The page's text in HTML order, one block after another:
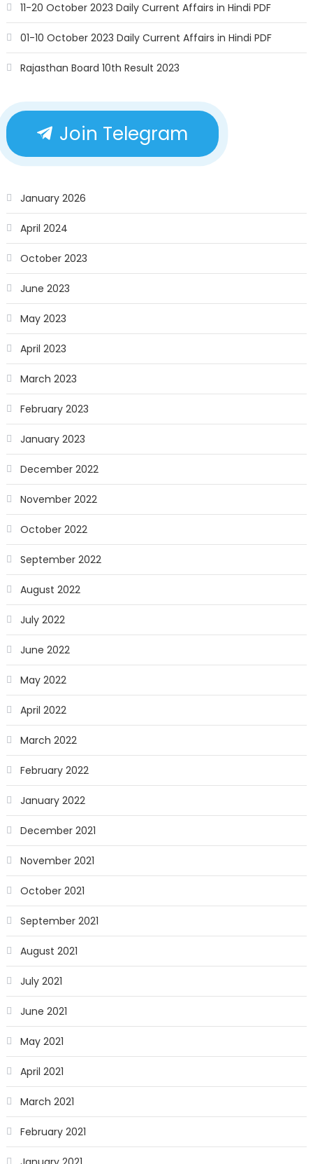
11-20 October 2023 Daily Current Affairs in Hindi PDF
01-10 October 2023 Daily Current Affairs in Hindi PDF
Rajasthan Board 10th Result 2023
Join Telegram
January 2026
April 2024
October 2023
June 2023
May 2023
April 2023
March 2023
February 2023
January 2023
December 2022
November 2022
October 2022
September 2022
August 2022
July 2022
June 2022
May 2022
April 2022
March 2022
February 2022
January 2022
December 2021
November 2021
October 2021
September 2021
August 2021
July 2021
June 2021
May 2021
April 2021
March 2021
February 2021